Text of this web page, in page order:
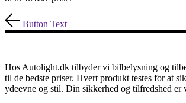
Button Text
Hos Autolight.dk tilbyder vi bilbelysning og
til de bedste priser. Hvert produkt testes for at
ydeevne og stil. Din sikkerhed og tilfredshed er